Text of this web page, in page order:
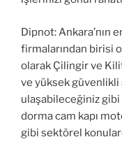
Dipnot: Ankara’nın
firmalarından birisi
olarak Çilingir ve
ve yüksek
ulaşabileceğiniz
dorma cam kapı
gibi sektörel